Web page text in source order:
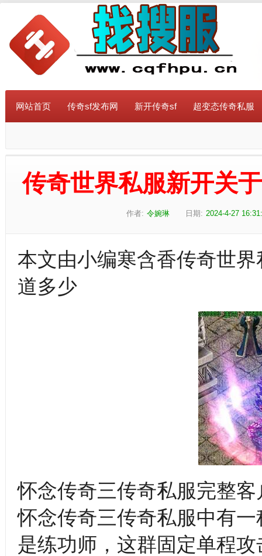
网站首页 传奇sf发布网 新开传奇sf 超变态传奇私服
传奇世界私服新开关
作者: 令婉琳 日期: 2024-4-27
本文由小编寒含香传奇世
道多少
怀念传奇三传奇私服完整
怀念传奇三传奇私服中有
是练功师，这群固定单程